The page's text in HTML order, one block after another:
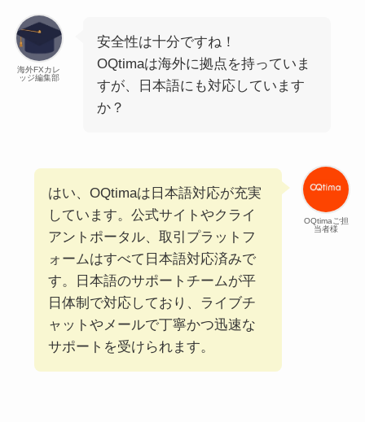
海外FXカレ
ッジ編集部
安全性は十分ですね！
OQtimaは海外に拠点を持っていま
すが、日本語にも対応しています
か？
OQtimaご担
当者様
はい、OQtimaは日本語対応が充実
しています。公式サイトやクライ
アントポータル、取引プラットフ
ォームはすべて日本語対応済みで
す。日本語のサポートチームが平
日体制で対応しており、ライブチ
ャットやメールで丁寧かつ迅速な
サポートを受けられます。